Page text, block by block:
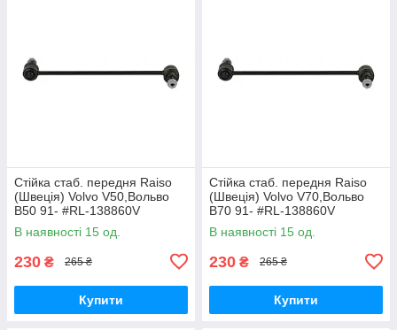
Стійка стаб. передня Raiso
(Швеція) Volvo V50,Вольво
В50 91- #RL-138860V
UAYYIOR17
В наявності 15 од.
230 ₴ 265 ₴
Купити
Стійка стаб. передня Raiso
(Швеція) Volvo V70,Вольво
В70 91- #RL-138860V
UAPVVRP17
В наявності 15 од.
230 ₴ 265 ₴
Купити